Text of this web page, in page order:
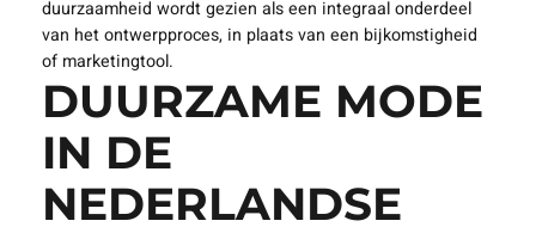
duurzaamheid wordt gezien als een integraal onderdeel
van het ontwerpproces, in plaats van een bijkomstigheid
of marketingtool.
DUURZAME MODE
IN DE
NEDERLANDSE